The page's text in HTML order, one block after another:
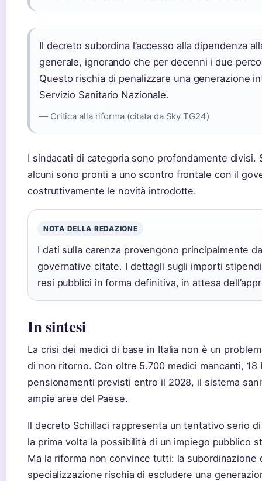
Il decreto subordina l’accesso alla dipendenza
generale, ignorando che per decenni i due
Questo rischia di penalizzare una generazione
Servizio Sanitario Nazionale.
— Critica alla riforma (citata da Sky TG24)
I sindacati di categoria sono profondamente
alcuni sono pronti a uno scontro frontale con il
costruttivamente le novità introdotte.
NOTA DELLA REDAZIONE
I dati sulla carenza provengono principalmente
governative citate. I dettagli sugli importi
resi pubblici in forma definitiva, in attesa
In sintesi
La crisi dei medici di base in Italia non è un
di non ritorno. Con oltre 5.700 medici mancanti,
pensionamenti previsti entro il 2028, il sistema
ampie aree del Paese.
Il decreto Schillaci rappresenta un tentativo serio
la prima volta la possibilità di un impiego pubblico
Ma la riforma non convince tutti: la subordinazione
specializzazione rischia di escludere una